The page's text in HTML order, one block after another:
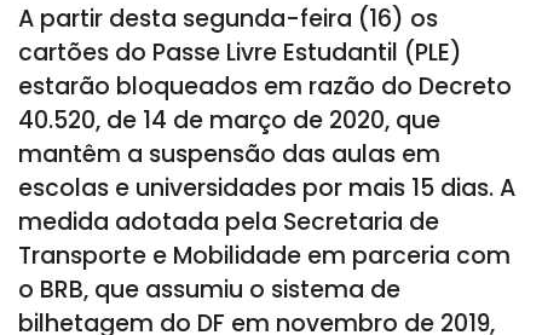
A partir desta segunda-feira (16) os
cartões do Passe Livre Estudantil (PLE)
estarão bloqueados em razão do Decreto
40.520, de 14 de março de 2020, que
mantêm a suspensão das aulas em
escolas e universidades por mais 15 dias. A
medida adotada pela Secretaria de
Transporte e Mobilidade em parceria com
o BRB, que assumiu o sistema de
bilhetagem do DF em novembro de 2019,